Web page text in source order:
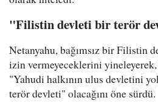
"Filistin devleti bir terör
Netanyahu, bağımsız bir Filistin
izin vermeyeceklerini yineleyerek,
"Yahudi halkının ulus devletini
terör devleti" olacağını öne sürdü.